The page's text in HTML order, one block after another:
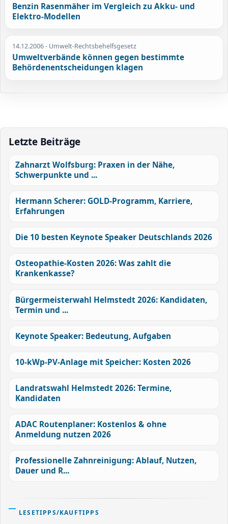
Benzin Rasenmäher im Vergleich zu Akku- und
Elektro-Modellen
14.12.2006- Umwelt-Rechtsbehelfsgesetz
Umweltverbände können gegen bestimmte
Behördenentscheidungen klagen
Letzte Beiträge
Zahnarzt Wolfsburg: Praxen in der Nähe,
Schwerpunkte und ...
Hermann Scherer: GOLD-Programm, Karriere,
Erfahrungen
Die 10 besten Keynote Speaker Deutschlands 2026
Osteopathie-Kosten 2026: Was zahlt die
Krankenkasse?
Bürgermeisterwahl Helmstedt 2026: Kandidaten,
Termin und ...
Keynote Speaker: Bedeutung, Aufgaben
10-kWp-PV-Anlage mit Speicher: Kosten 2026
Landratswahl Helmstedt 2026: Termine,
Kandidaten
ADAC Routenplaner: Kostenlos & ohne
Anmeldung nutzen 2026
Professionelle Zahnreinigung: Ablauf, Nutzen,
Dauer und R...
LESETIPPS/KAUFTIPPS